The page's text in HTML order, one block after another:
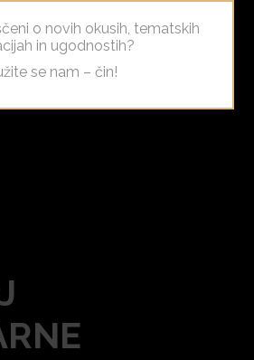
o novih okusih, tematskih
in ugodnostih?
se nam – čin!